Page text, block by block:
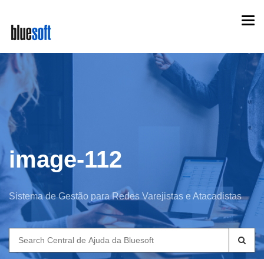
main
content
image-112
Sistema de Gestão para Redes Varejistas e Atacadistas
Search
for: